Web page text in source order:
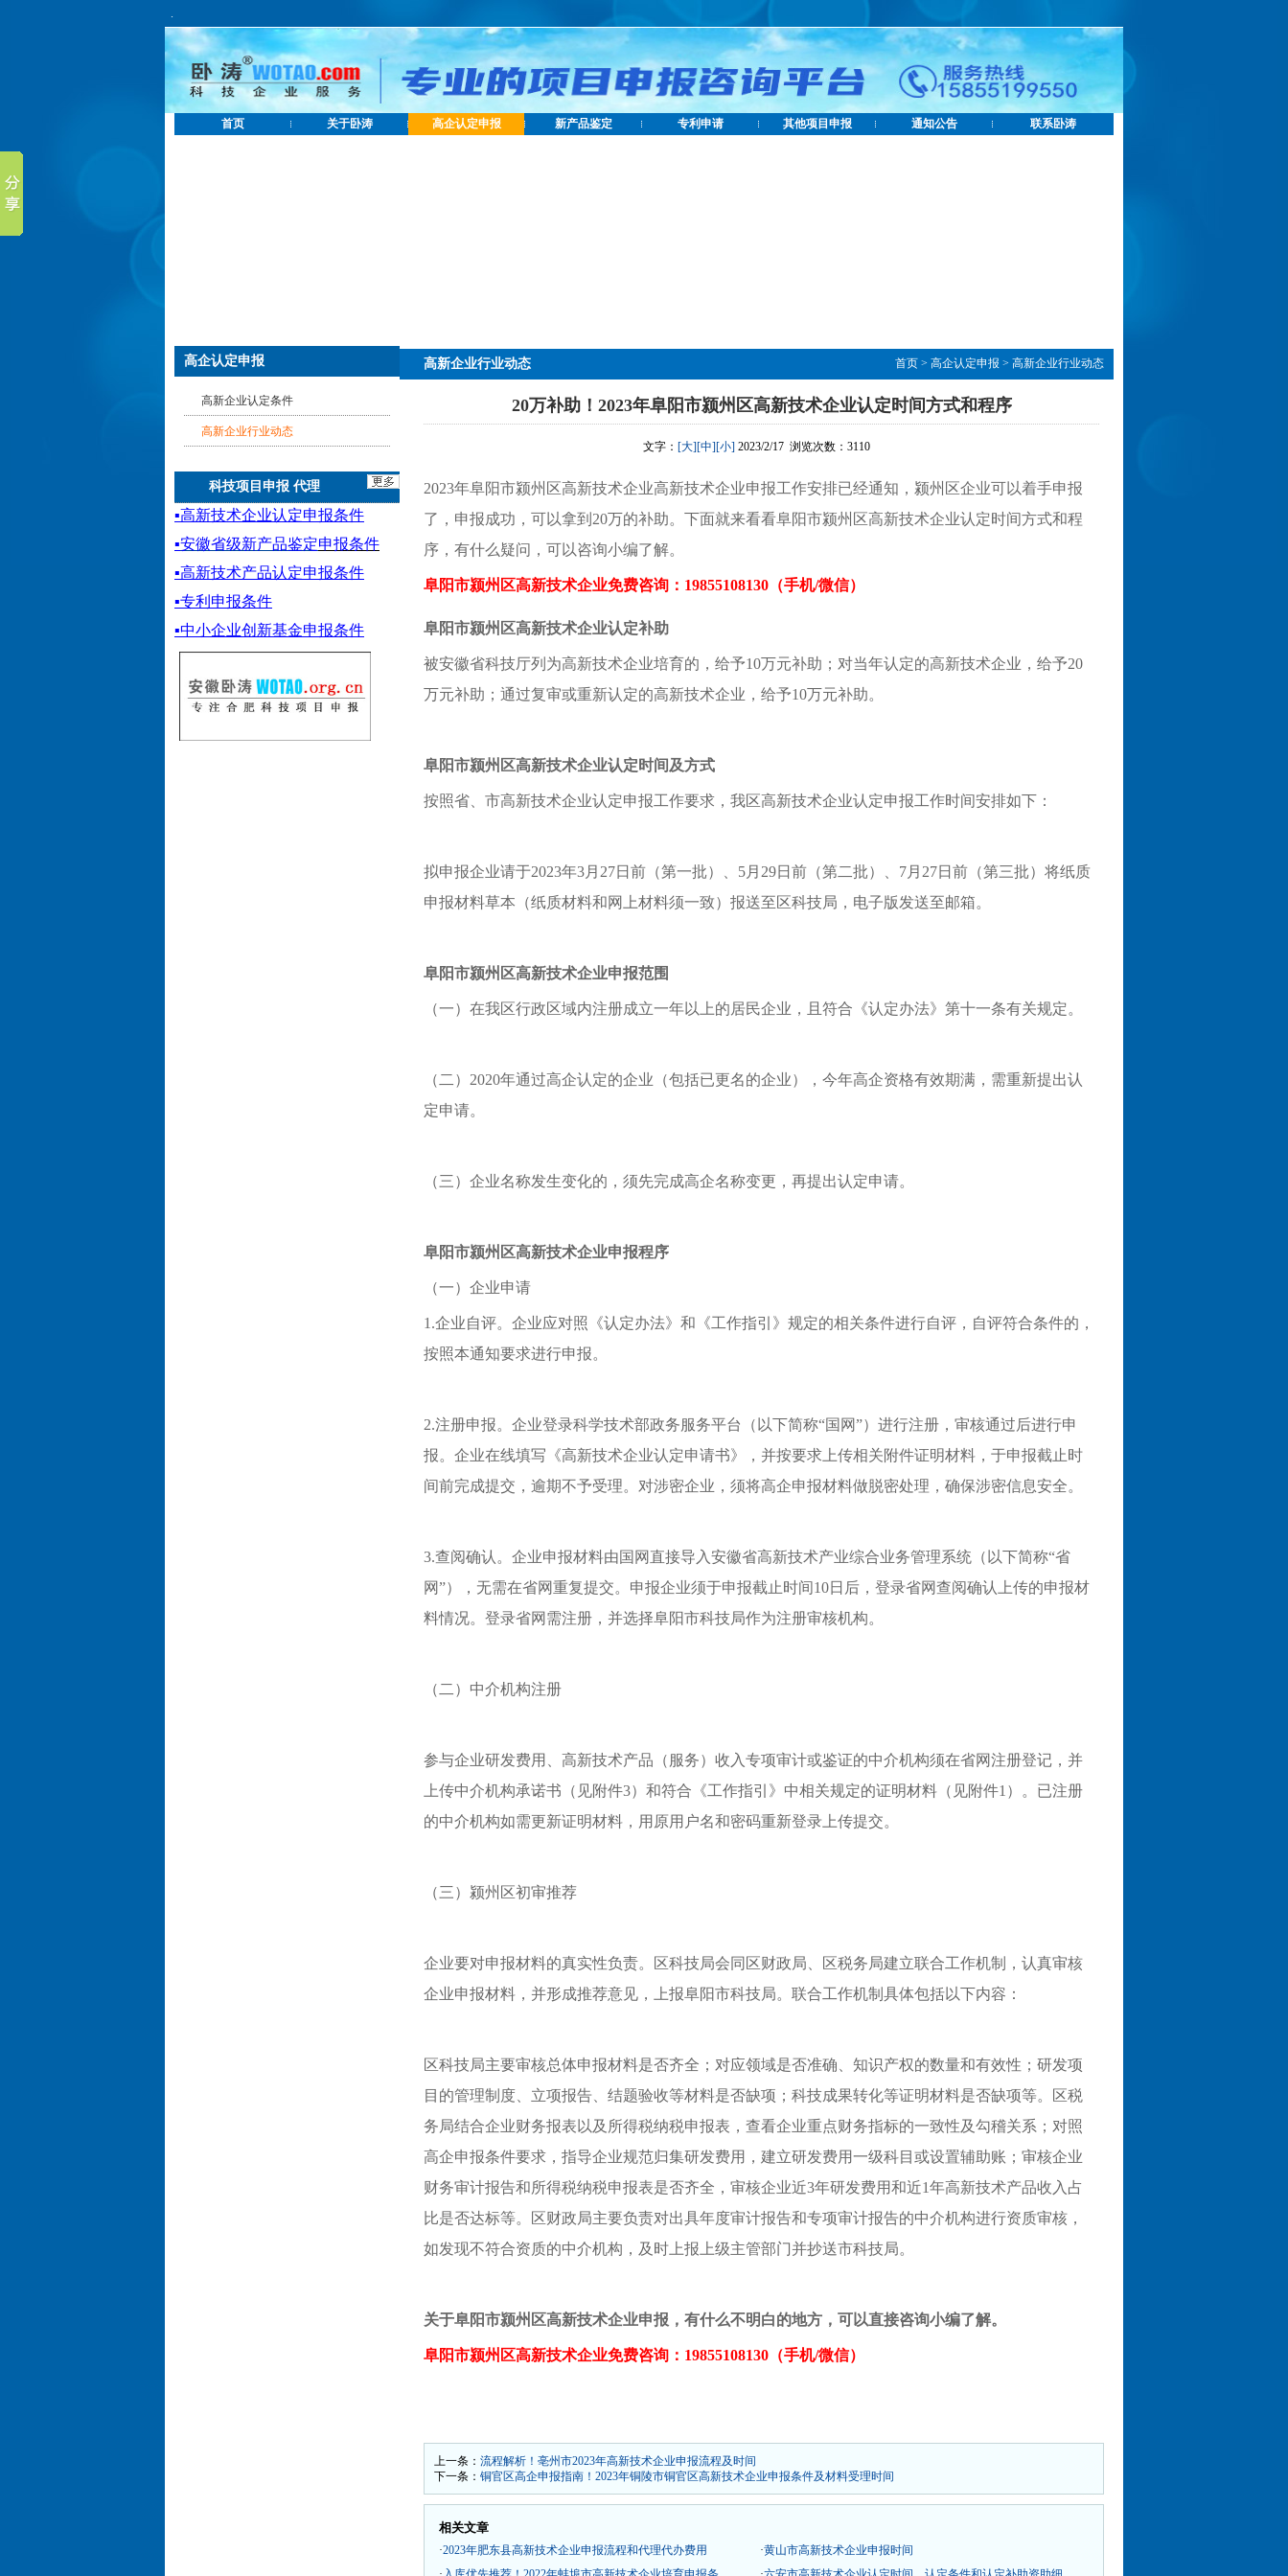
.
首页 关于卧涛 高企认定申报 新产品鉴定 专利申请 其他项目申报 通知公告 联系卧涛
首页 > 高企认定申报 > 高新企业行业动态
高企认定申报
高新企业认定条件
高新企业行业动态
科技项目申报 代理
▪高新技术企业认定申报条件
▪安徽省级新产品鉴定申报条件
▪高新技术产品认定申报条件
▪专利申报条件
▪中小企业创新基金申报条件
高新企业行业动态
20万补助！2023年阜阳市颍州区高新技术企业认定时间方式和程序
文字： [大][中][小] 2023/2/17 浏览次数：3110
2023年阜阳市颍州区高新技术企业高新技术企业申报工作安排已经通知，颍州区企业可以着手申报
了，申报成功，可以拿到20万的补助。下面就来看看阜阳市颍州区高新技术企业认定时间方式和程
序，有什么疑问，可以咨询小编了解。
阜阳市颍州区高新技术企业免费咨询：19855108130（手机/微信）
阜阳市颍州区高新技术企业认定补助
被安徽省科技厅列为高新技术企业培育的，给予10万元补助；对当年认定的高新技术企业，给予20
万元补助；通过复审或重新认定的高新技术企业，给予10万元补助。
阜阳市颍州区高新技术企业认定 时间及方式
按照省、市高新技术企业认定申报工作要求，我区高新技术企业认定申报工作时间安排如下：
拟申报企业请于2023年3月27日前（第一批）、5月29日前（第二批）、7月27日前（第三批）将纸质
申报材料草本（纸质材料和网上材料须一致）报送至区科技局，电子版发送至邮箱。
阜阳市颍州区高新技术企业申报范围
（一）在我区行政区域内注册成立一年以上的居民企业，且符合《认定办法》第十一条有关规定。
（二）2020年通过高企认定的企业（包括已更名的企业），今年高企资格有效期满，需重新提出认
定申请。
（三）企业名称发生变化的，须先完成高企名称变更，再提出认定申请。
阜阳市颍州区高新技术企业申报程序
（一）企业申请
1.企业自评。企业应对照《认定办法》和《工作指引》规定的相关条件进行自评，自评符合条件的，
按照本通知要求进行申报。
2.注册申报。企业登录科学技术部政务服务平台（以下简称“国网”）进行注册，审核通过后进行申
报。企业在线填写《高新技术企业认定申请书》，并按要求上传相关附件证明材料，于申报截止时
间前完成提交，逾期不予受理。对涉密企业，须将高企申报材料做脱密处理，确保涉密信息安全。
3.查阅确认。企业申报材料由国网直接导入安徽省高新技术产业综合业务管理系统（以下简称“省
网”），无需在省网重复提交。申报企业须于申报截止时间10日后，登录省网查阅确认上传的申报材
料情况。登录省网需注册，并选择阜阳市科技局作为注册审核机构。
（二）中介机构注册
参与企业研发费用、高新技术产品（服务）收入专项审计或鉴证的中介机构须在省网注册登记，并
上传中介机构承诺书（见附件3）和符合《工作指引》中相关规定的证明材料（见附件1）。已注册
的中介机构如需更新证明材料，用原用户名和密码重新登录上传提交。
（三）颍州区初审推荐
企业要对申报材料的真实性负责。区科技局会同区财政局、区税务局建立联合工作机制，认真审核
企业申报材料，并形成推荐意见，上报阜阳市科技局。联合工作机制具体包括以下内容：
区科技局主要审核总体申报材料是否齐全；对应领域是否准确、知识产权的数量和有效性；研发项
目的管理制度、立项报告、结题验收等材料是否缺项；科技成果转化等证明材料是否缺项等。区税
务局结合企业财务报表以及所得税纳税申报表，查看企业重点财务指标的一致性及勾稽关系；对照
高企申报条件要求，指导企业规范归集研发费用，建立研发费用一级科目或设置辅助账；审核企业
财务审计报告和所得税纳税申报表是否齐全，审核企业近3年研发费用和近1年高新技术产品收入占
比是否达标等。区财政局主要负责对出具年度审计报告和专项审计报告的中介机构进行资质审核，
如发现不符合资质的中介机构，及时上报上级主管部门并抄送市科技局。
关于阜阳市颍州区高新技术企业申报，有什么不明白的地方，可以直接咨询小编了解。
阜阳市颍州区高新技术企业免费咨询：19855108130（手机/微信）
上一条： 流程解析！亳州市2023年高新技术企业申报流程及时间
下一条： 铜官区高企申报指南！2023年铜陵市铜官区高新技术企业申报条件及材料受理时间
相关文章
·2023年肥东县高新技术企业申报流程和代理代办费用
·黄山市高新技术企业申报时间